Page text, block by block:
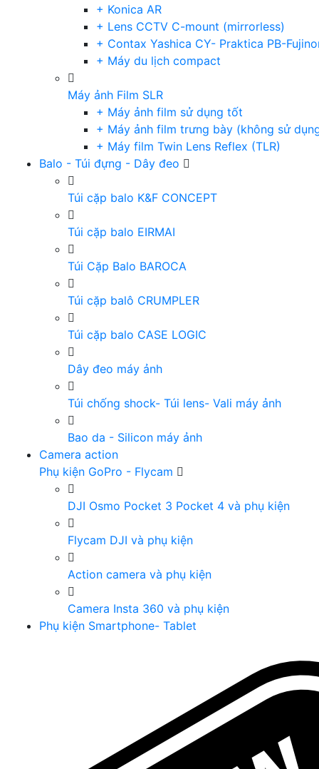
+ Konica AR
+ Lens CCTV C-mount (mirrorless)
+ Contax Yashica CY- Praktica PB-
+ Máy du lịch compact
Máy ảnh Film SLR
+ Máy ảnh film sử dụng tốt
+ Máy ảnh film trưng bày (không sử
+ Máy film Twin Lens Reflex (TLR)
Balo - Túi đựng - Dây đeo
Túi cặp balo K&F CONCEPT
Túi cặp balo EIRMAI
Túi Cặp Balo BAROCA
Túi cặp balô CRUMPLER
Túi cặp balo CASE LOGIC
Dây đeo máy ảnh
Túi chống shock- Túi lens- Vali máy ảnh
Bao da - Silicon máy ảnh
Camera action
Phụ kiện GoPro - Flycam
DJI Osmo Pocket 3 Pocket 4 và phụ kiện
Flycam DJI và phụ kiện
Action camera và phụ kiện
Camera Insta 360 và phụ kiện
Phụ kiện Smartphone- Tablet